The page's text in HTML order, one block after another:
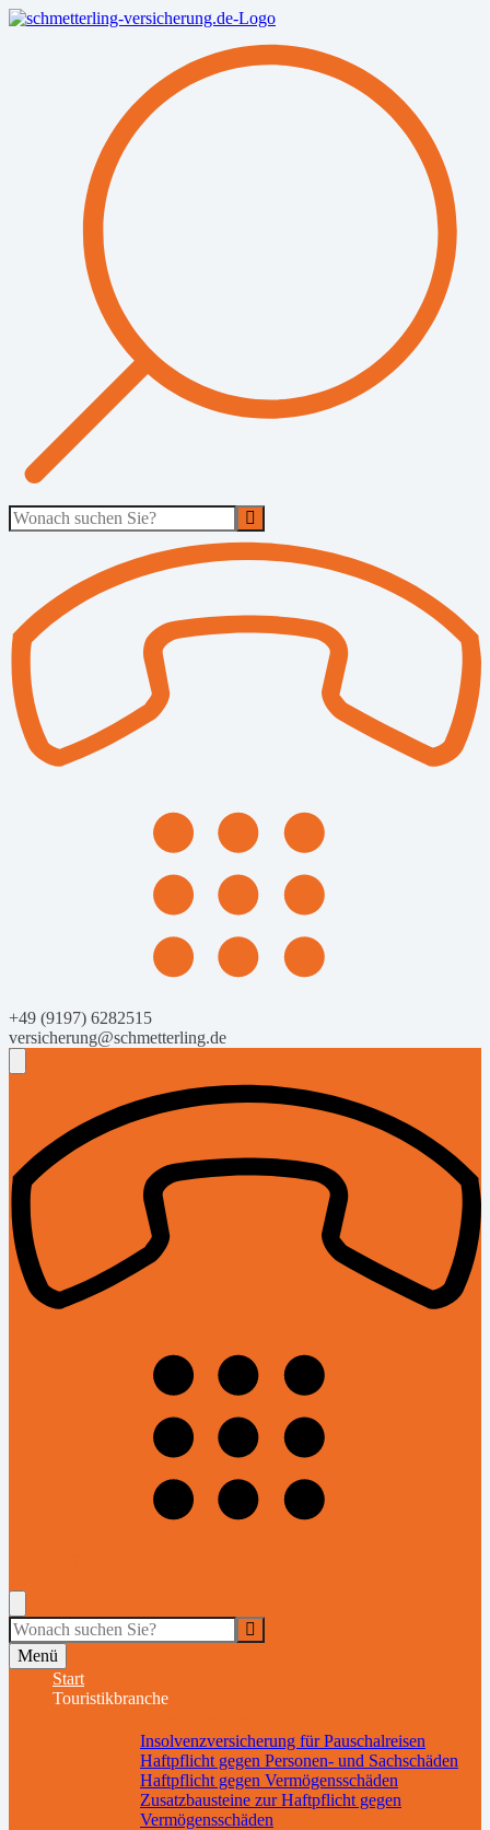
+49 (9197) 6282515
versicherung@schmetterling.de
Menü
Start
Touristikbranche
Insolvenzversicherung für Pauschalreisen
Haftpflicht gegen Personen- und Sachschäden
Haftpflicht gegen Vermögensschäden
Zusatzbausteine zur Haftpflicht gegen
Vermögensschäden